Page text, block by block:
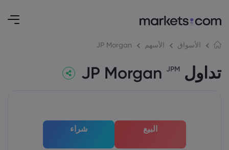
الأسواق الأسهم JP Morgan
تداول JP Morgan JPM
البيع شراء